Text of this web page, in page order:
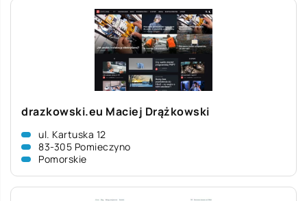
drazkowski.eu Maciej Drążkowski
ul. Kartuska 12
83-305 Pomieczyno
Pomorskie